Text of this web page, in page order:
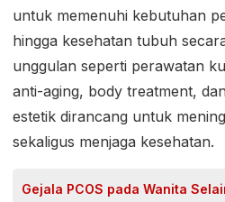
untuk memenuhi kebutuhan
hingga kesehatan tubuh
unggulan seperti perawatan
anti-aging, body treatment,
estetik dirancang untuk
sekaligus menjaga kesehatan.
Gejala PCOS pada Wanita